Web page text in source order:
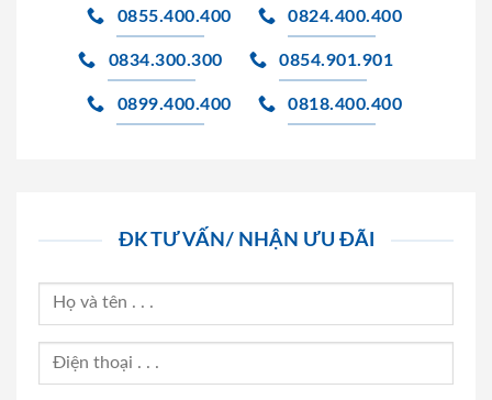
0855.400.400 0824.400.400
0834.300.300 0854.901.901
0899.400.400 0818.400.400
ĐK TƯ VẤN/ NHẬN ƯU ĐÃI